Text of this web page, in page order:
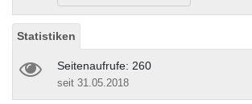
Statistiken
Seitenaufrufe: 260
seit 31.05.2018